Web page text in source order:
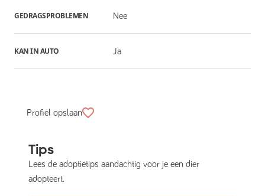
GEDRAGSPROBLEMEN Nee
KAN IN AUTO Ja
Profiel opslaan
Tips
Lees de adoptietips aandachtig voor je een dier
adopteert.